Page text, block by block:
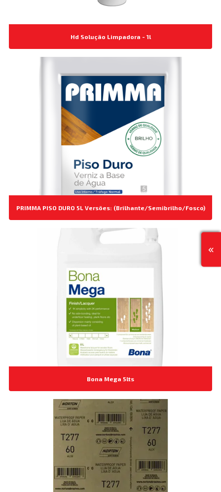
Hd Solução Limpadora - 1l
PRIMMA PISO DURO 5L Versões: (Brilhante/Semibrilho/Fosco)
Bona Mega 5lts